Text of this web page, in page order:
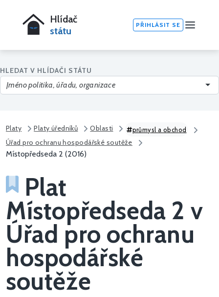
Hlídač
státu
PŘIHLÁSIT SE
HLEDAT V HLÍDAČI STÁTU
Platy Platy úředníků Oblasti průmysl a obchod
Úřad pro ochranu hospodářské soutěže
Místopředseda 2 (2016)
Plat
Místopředseda 2 v
Úřad pro ochranu
hospodářské
soutěže